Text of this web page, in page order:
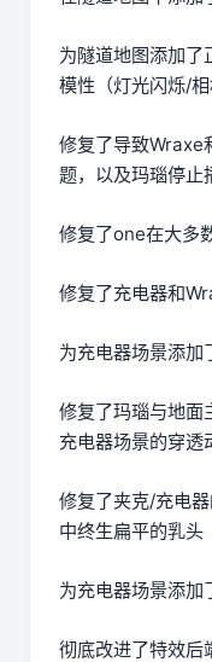
为隧道地图添加了
模性（灯光闪烁/相
修复了导致Wraxe
题，以及玛瑙停止
修复了one在大多
修复了充电器和
为充电器场景添加
修复了玛瑙与地面
充电器场景的穿透
修复了夹克/充电
中终生扁平的乳头
为充电器场景添加
彻底改进了特效后